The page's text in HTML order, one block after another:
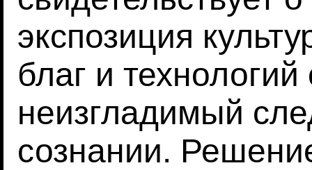
экспозиция
благ и
неизгладимый
сознании.